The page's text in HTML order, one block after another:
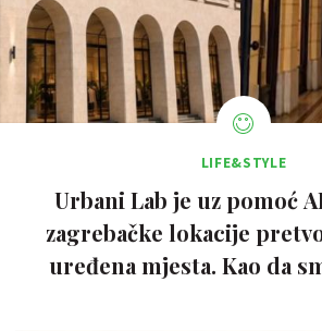
LIFE&STYLE
Urbani Lab je uz pomoć
zagrebačke lokacije
uređena mjesta. Kao da